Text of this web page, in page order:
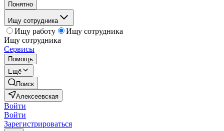
Понятно
Ищу сотрудника
Ищу работу
Ищу сотрудника
Ищу сотрудника
Сервисы
Помощь
Ещё
Поиск
Алексеевская
Войти
Войти
Зарегистрироваться